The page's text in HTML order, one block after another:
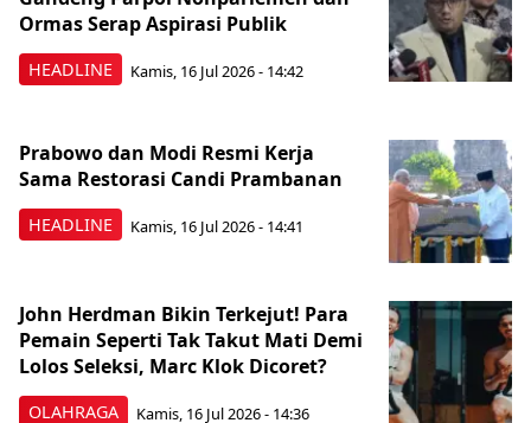
HEADLINE
Ormas Serap Aspirasi Publik
Kamis, 16 Jul 2026 - 14:42
HEADLINE
Prabowo dan Modi Resmi Kerja
Sama Restorasi Candi Prambanan
Kamis, 16 Jul 2026 - 14:41
OLAHRAGA
John Herdman Bikin Terkejut! Para
Pemain Seperti Tak Takut Mati Demi
Lolos Seleksi, Marc Klok Dicoret?
Kamis, 16 Jul 2026 - 14:36